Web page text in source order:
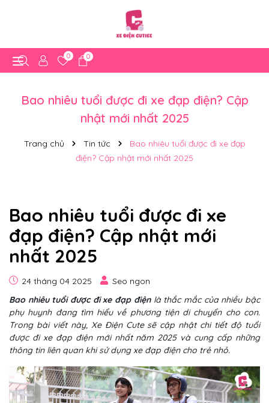
0 0
Bao nhiêu tuổi được đi xe đạp điện? Cập
nhật mới nhất 2025
Trang chủ Tin tức
Bao nhiêu tuổi được đi xe đạp
điện? Cập nhật mới nhất 2025
Bao nhiêu tuổi được đi xe
đạp điện? Cập nhật mới
nhất 2025
24 tháng 04 2025
Seo ngon
Bao nhiêu tuổi được đi xe đạp điệnlà thắc mắc của nhiều bậc
phụ huynh đang tìm hiểu về phương tiện di chuyển cho con.
Trong bài viết này, Xe Điện Cute sẽ cập nhật chi tiết độ tuổi
được đi xe đạp điện mới nhất năm 2025 và cung cấp những
thông tin liên quan khi sử dụng xe đạp điện cho trẻ nhỏ.